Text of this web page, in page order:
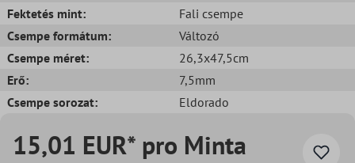
Fektetés mint:
Fali csempe
Csempe formátum:
Változó
Csempe méret:
26,3x47,5cm
Erő:
7,5mm
Csempe sorozat:
Eldorado
15,01 EUR* pro Minta